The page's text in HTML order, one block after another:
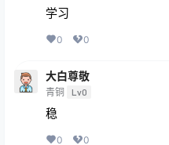
学习
0 0
大白尊敬
青铜 Lv0
稳
0 0